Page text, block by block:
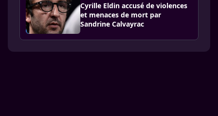
Cyrille Eldin accusé de violences
et menaces de mort par
Sandrine Calvayrac